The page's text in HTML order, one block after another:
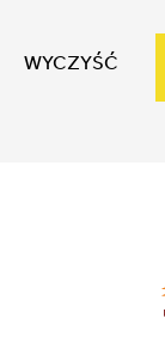
WYCZYŚĆ